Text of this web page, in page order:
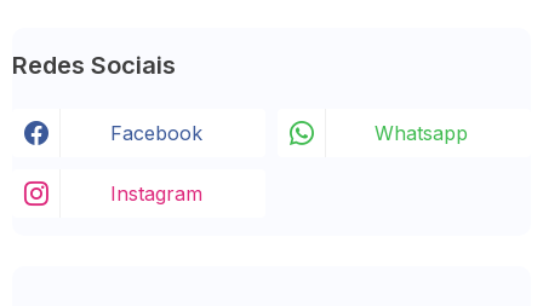
Redes Sociais
Facebook Whatsapp
Instagram